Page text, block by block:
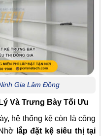
Gia Lâm Đồng
Và Trưng Bày Tối Ưu
hệ thống kệ còn là công
lắp đặt kệ siêu thị tại